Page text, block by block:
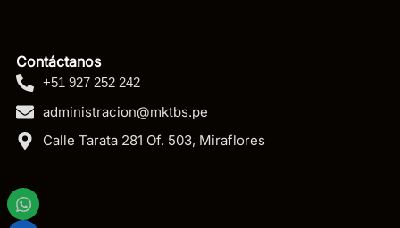
Contáctanos
+51 927 252 242
administracion@mktbs.pe
Calle Tarata 281 Of. 503, Miraflores